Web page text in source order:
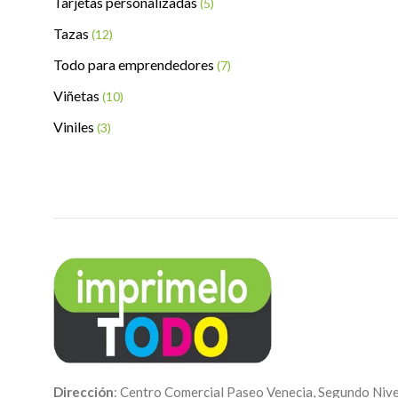
(5)
Tazas (12)
Todo para emprendedores (7)
Viñetas (10)
Viniles (3)
Dirección: Centro Comercial Paseo Venecia, Segundo